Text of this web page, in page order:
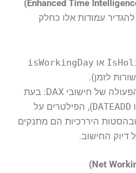
ספטמבר 2025, ניתן להגדיר עמודות אלו כחלק
או isWorkingDay
לזמן).
הגדרה זו משפיעה על אופן הפעולה של חישובי DAX: בעת
DATEADD), הפילטרים על
היררכיות הם מתנקים
דיוק החישוב.